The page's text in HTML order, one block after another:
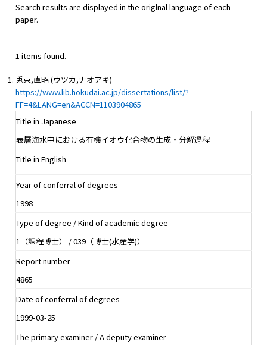
Search results are displayed in the origlnal language of each
paper.
1 items found.
兎束,直昭 (ウツカ,ナオアキ)
https://www.lib.hokudai.ac.jp/dissertations/list/?
FF=4&LANG=en&ACCN=1103904865
Title in Japanese
表層海水中における有機イオウ化合物の生成・分解過程
Title in English
Year of conferral of degrees
1998
Type of degree / Kind of academic degree
1（課程博士） / 039（博士(水産学)）
Report number
4865
Date of conferral of degrees
1999-03-25
The primary examiner / A deputy examiner